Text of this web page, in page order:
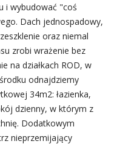
i wybudować "coś
Dach jednospadowy,
oraz niemal
zrobi wrażenie bez
na działkach ROD, w
odnajdziemy
34m2: łazienka,
dzienny, w którym z
Dodatkowym
nieprzemijający